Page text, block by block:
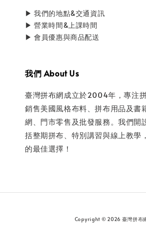
▶ 我們的地點&交通資訊
▶ 營業時間&上課時間
▶ 會員優惠與商品配送
我們 About Us
臺灣拼布網成立於2004年，專注
銷售美國風格布料、拼布用品及書
網、門市零售及批發服務。我們開
括整期拼布、特別講習與線上教學
的最佳選擇！
Copyright © 2026 臺灣拼布